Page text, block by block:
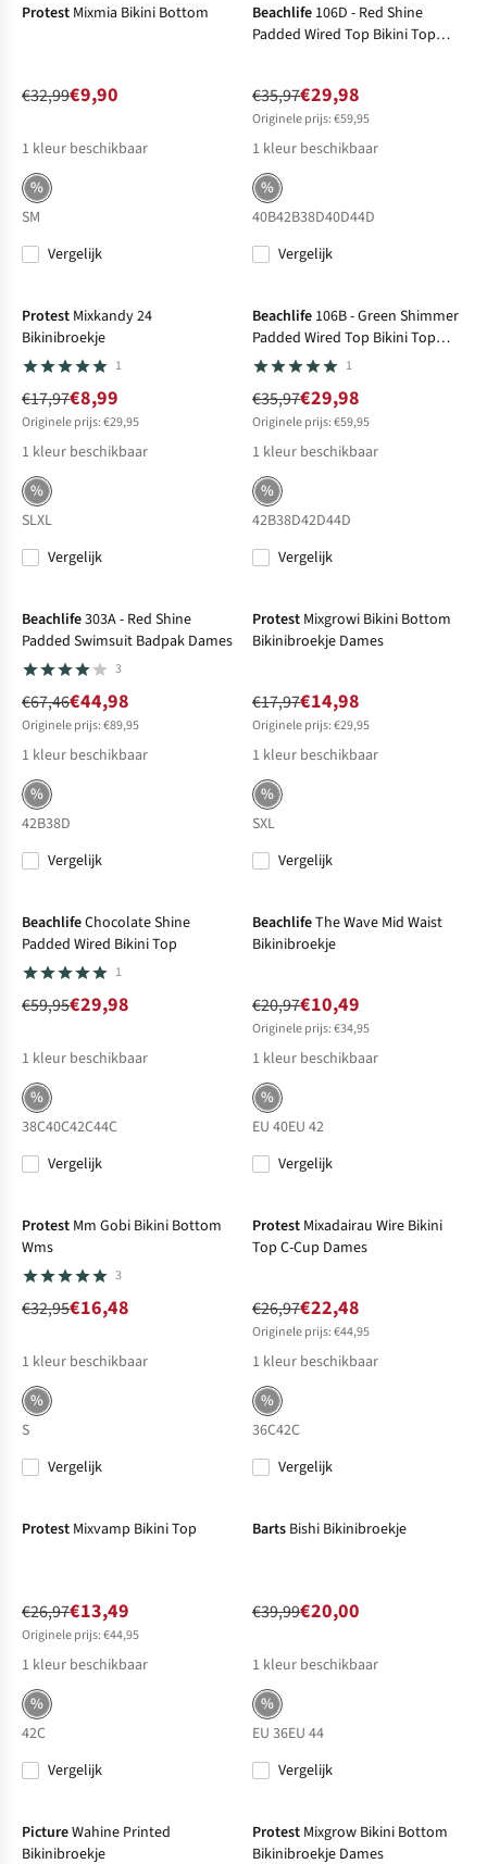
Protest Mixmia Bikini Bottom
€32,99€9,90
1 kleur beschikbaar
%
SM
Vergelijk
Beachlife 106D - Red Shine
Padded Wired Top Bikini Top
€35,97€29,98
Originele prijs: €59,95
1 kleur beschikbaar
%
40B42B38D40D44D
Vergelijk
-50%
Protest Mixkandy 24
Bikinibroekje
1
€17,97€8,99
Originele prijs: €29,95
1 kleur beschikbaar
%
SLXL
Vergelijk
-17%
Beachlife 106B - Green Shimmer
Padded Wired Top Bikini Top
Dames
1
€35,97€29,98
Originele prijs: €59,95
1 kleur beschikbaar
%
42B38D42D44D
Vergelijk
-33%
Beachlife303A - Red Shine
Padded Swimsuit Badpak Dames
3
€67,46€44,98
Originele prijs: €89,95
1 kleur beschikbaar
%
42B38D
Vergelijk
-17%
Protest Mixgrowi Bikini Bottom
Bikinibroekje Dames
€17,97€14,98
Originele prijs: €29,95
1 kleur beschikbaar
%
SXL
Vergelijk
-50%
BeachlifeChocolate Shine
Padded Wired Bikini Top
1
€59,95€29,98
1 kleur beschikbaar
%
38C40C42C44C
Vergelijk
-50%
BeachlifeThe Wave Mid Waist
Bikinibroekje
€20,97€10,49
Originele prijs: €34,95
1 kleur beschikbaar
%
EU 40EU 42
Vergelijk
-50%
Protest Mm Gobi Bikini Bottom
Wms
3
€32,95€16,48
1 kleur beschikbaar
%
S
Vergelijk
-17%
Protest Mixadairau Wire Bikini
Top C-Cup Dames
€26,97€22,48
Originele prijs: €44,95
1 kleur beschikbaar
%
36C42C
Vergelijk
-50%
Protest Mixvamp Bikini Top
€26,97€13,49
Originele prijs: €44,95
1 kleur beschikbaar
%
42C
Vergelijk
-50%
Barts Bishi Bikinibroekje
€39,99€20,00
1 kleur beschikbaar
%
EU 36EU 44
Vergelijk
-50%
PictureWahine Printed
Bikinibroekje
-33%
Protest Mixgrow Bikini Bottom
Bikinibroekje Dames